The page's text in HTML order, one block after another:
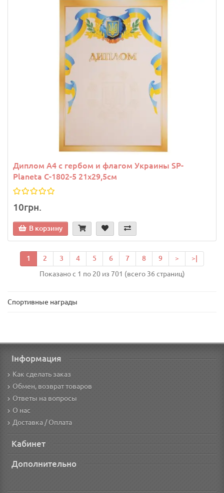
Диплом A4 с гербом и флагом Украины SP-
Planeta C-1802-5 21х29,5см
10грн.
В корзину
1 2 3 4 5 6 7 8 9 >
>|
Показано с 1 по 20 из 701 (всего 36 страниц)
Спортивные награды
Інформация
Как сделать заказ
Обмен, возврат товаров
Ответы на вопросы
О нас
Доставка / Оплата
Кабинет
Дополнительно